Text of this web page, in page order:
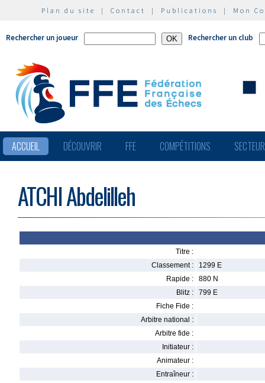
Plan du site | Contact | Publications | Mon
Rechercher un joueur Rechercher un club
ACCUEIL DÉCOUVRIR FFE COMPÉTITIONS
ATCHI Abdelilleh
Titre :
Classement :
1299 E
Rapide :
880 N
Blitz :
799 E
Fiche Fide :
Arbitre national :
Arbitre fide :
Initiateur :
Animateur :
Entraîneur :